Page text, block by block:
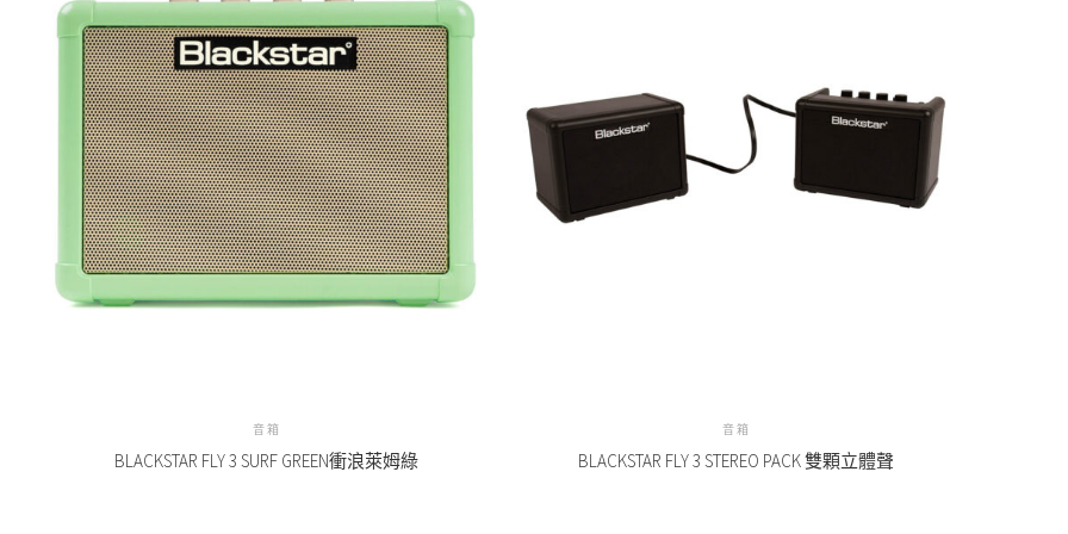
音箱
BLACKSTAR FLY 3 SURF GREEN衝浪萊姆綠
音箱
BLACKSTAR FLY 3 STEREO PACK 雙顆立體聲